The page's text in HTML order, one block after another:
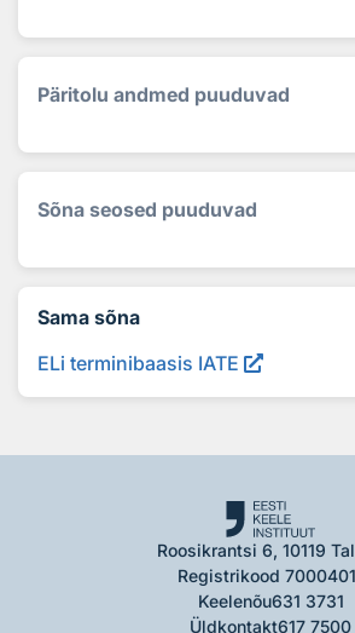
Päritolu andmed puuduvad
Sõna seosed puuduvad
Sama sõna
ELi terminibaasis IATE
Roosikrantsi 6, 10119
Registrikood
Keelenõu631 3731
Üldkontakt617 7500